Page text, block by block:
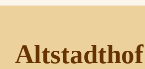
Altstadthof